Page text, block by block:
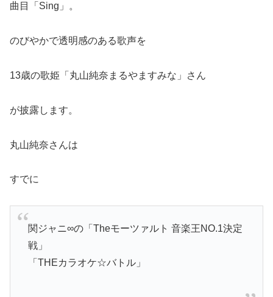
曲目「Sing」。
のびやかで透明感のある歌声を
13歳の歌姫「丸山純奈まるやますみな」さん
が披露します。
丸山純奈さんは
すでに
関ジャニ∞の「Theモーツァルト 音楽王NO.1決定
戦」
「THEカラオケ☆バトル」